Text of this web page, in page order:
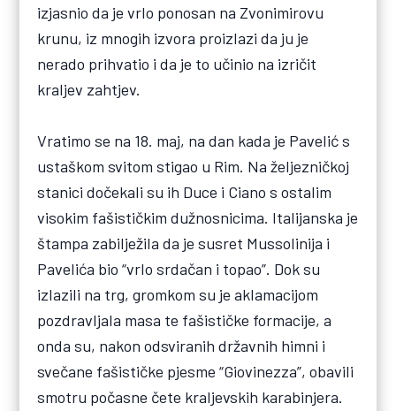
izjasnio da je vrlo ponosan na Zvonimirovu
krunu, iz mnogih izvora proizlazi da ju je
nerado prihvatio i da je to učinio na izričit
kraljev zahtjev.
Vratimo se na 18. maj, na dan kada je Pavelić s
ustaškom svitom stigao u Rim. Na željezničkoj
stanici dočekali su ih Duce i Ciano s ostalim
visokim fašističkim dužnosnicima. Italijanska je
štampa zabilježila da je susret Mussolinija i
Pavelića bio “vrlo srdačan i topao”. Dok su
izlazili na trg, gromkom su je aklamacijom
pozdravljala masa te fašističke formacije, a
onda su, nakon odsviranih državnih himni i
svečane fašističke pjesme “Giovinezza”, obavili
smotru počasne čete kraljevskih karabinjera.